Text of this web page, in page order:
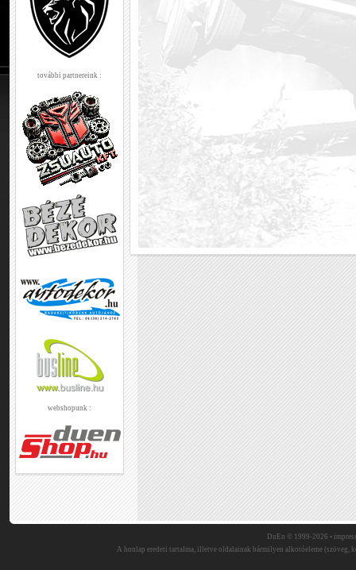
további partnereink :
webshopunk :
DuEn © 1999-2026 •
A honlap eredeti tartalma, illetve oldalainak bármilyen alkotóeleme (szöveg,